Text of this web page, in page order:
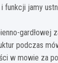
funkcji jamy
gardłowej
podczas
w mowie za